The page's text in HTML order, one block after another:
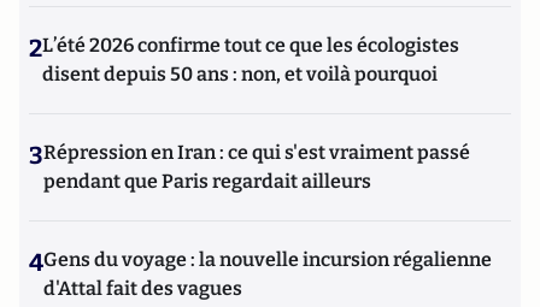
2L’été 2026 confirme tout ce que les écologistes
disent depuis 50 ans : non, et voilà pourquoi
3Répression en Iran : ce qui s'est vraiment passé
pendant que Paris regardait ailleurs
4Gens du voyage : la nouvelle incursion régalienne
d'Attal fait des vagues